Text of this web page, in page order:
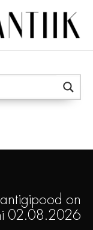
on
02.08.2026